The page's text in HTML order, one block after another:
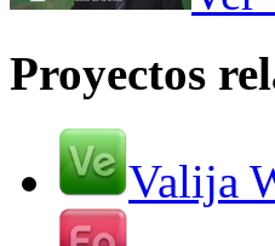
Proyectos
Valija